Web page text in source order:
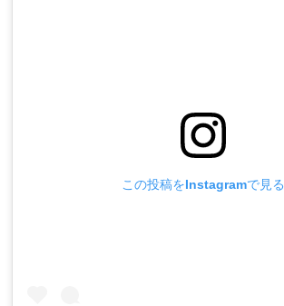
この投稿をInstagramで見る